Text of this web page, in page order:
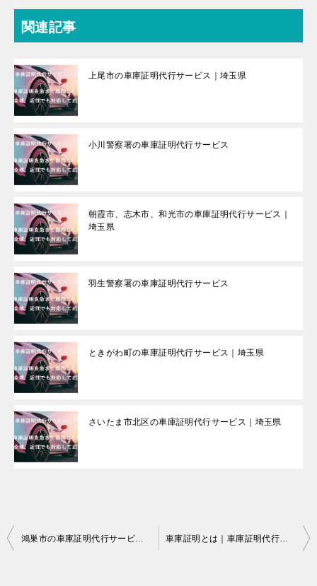
関連記事
上尾市の車庫証明代行サービス｜埼玉県
小川警察署の車庫証明代行サービス
朝霞市、志木市、和光市の車庫証明代行サービス｜
埼玉県
羽生警察署の車庫証明代行サービス
ときがわ町の車庫証明代行サービス｜埼玉県
さいたま市北区の車庫証明代行サービス｜埼玉県
投
鴻巣市の車庫証明代行サービス｜埼玉県 車庫証明とは｜車庫証明代行サービス